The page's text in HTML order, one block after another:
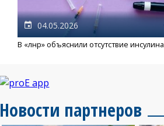
04.05.2026
В «лнр» объяснили отсутствие инсулина
Новости партнеров